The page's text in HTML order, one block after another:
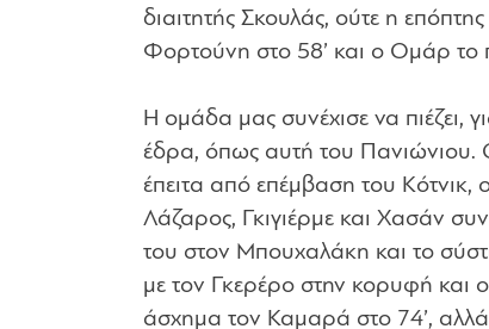
διαιτητής Σκουλάς, ούτε η
Φορτούνη στο 58’ και ο Ομάρ το
Η ομάδα μας συνέχισε να πιέζει,
έδρα, όπως αυτή του Πανιώνιου.
έπειτα από επέμβαση του Κότνικ,
Λάζαρος, Γκιγιέρμε και Χασάν
του στον Μπουχαλάκη και το
με τον Γκερέρο στην κορυφή
άσχημα τον Καμαρά στο 74’, αλλά